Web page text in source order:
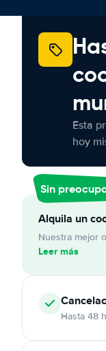
Esta
hoy
Sin
Alquila un
Nuestra mejor
Leer más
Hasta 48